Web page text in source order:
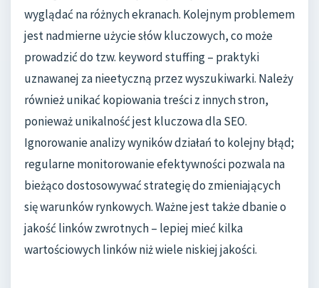
wyglądać na różnych ekranach. Kolejnym problemem
jest nadmierne użycie słów kluczowych, co może
prowadzić do tzw. keyword stuffing – praktyki
uznawanej za nieetyczną przez wyszukiwarki. Należy
również unikać kopiowania treści z innych stron,
ponieważ unikalność jest kluczowa dla SEO.
Ignorowanie analizy wyników działań to kolejny błąd;
regularne monitorowanie efektywności pozwala na
bieżąco dostosowywać strategię do zmieniających
się warunków rynkowych. Ważne jest także dbanie o
jakość linków zwrotnych – lepiej mieć kilka
wartościowych linków niż wiele niskiej jakości.